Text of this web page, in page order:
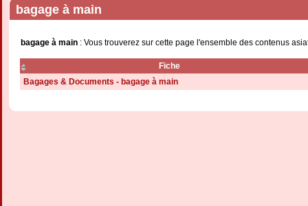
bagage à main
bagage à main : Vous trouverez sur cette page l'ensemble des contenus
Fiche
Bagages & Documents - bagage à main